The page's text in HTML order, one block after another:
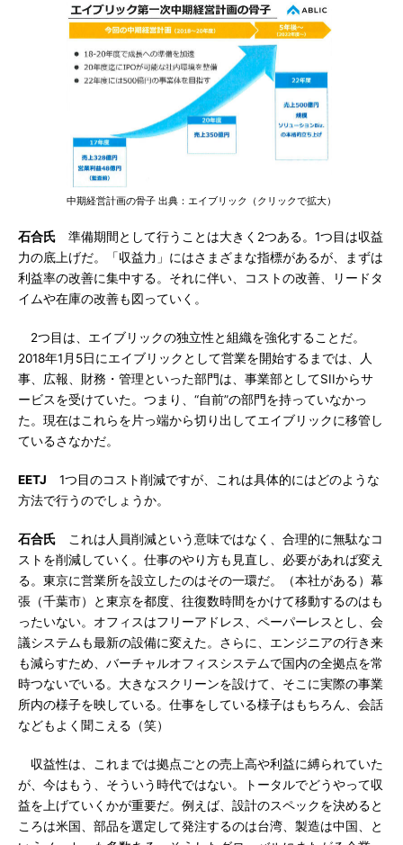
中期経営計画の骨子 出典：エイブリック（クリックで拡大）
石合氏 準備期間として行うことは大きく2つある。1つ目は収益
力の底上げだ。「収益力」にはさまざまな指標があるが、まずは
利益率の改善に集中する。それに伴い、コストの改善、リードタ
イムや在庫の改善も図っていく。
2つ目は、エイブリックの独立性と組織を強化することだ。
2018年1月5日にエイブリックとして営業を開始するまでは、人
事、広報、財務・管理といった部門は、事業部としてSIIからサ
ービスを受けていた。つまり、“自前”の部門を持っていなかっ
た。現在はこれらを片っ端から切り出してエイブリックに移管し
ているさなかだ。
EETJ 1つ目のコスト削減ですが、これは具体的にはどのような
方法で行うのでしょうか。
石合氏 これは人員削減という意味ではなく、合理的に無駄なコ
ストを削減していく。仕事のやり方も見直し、必要があれば変え
る。東京に営業所を設立したのはその一環だ。（本社がある）幕
張（千葉市）と東京を都度、往復数時間をかけて移動するのはも
ったいない。オフィスはフリーアドレス、ペーパーレスとし、会
議システムも最新の設備に変えた。さらに、エンジニアの行き来
も減らすため、バーチャルオフィスシステムで国内の全拠点を常
時つないでいる。大きなスクリーンを設けて、そこに実際の事業
所内の様子を映している。仕事をしている様子はもちろん、会話
などもよく聞こえる（笑）
収益性は、これまでは拠点ごとの売上高や利益に縛られていた
が、今はもう、そういう時代ではない。トータルでどうやって収
益を上げていくかが重要だ。例えば、設計のスペックを決めると
ころは米国、部品を選定して発注するのは台湾、製造は中国、と